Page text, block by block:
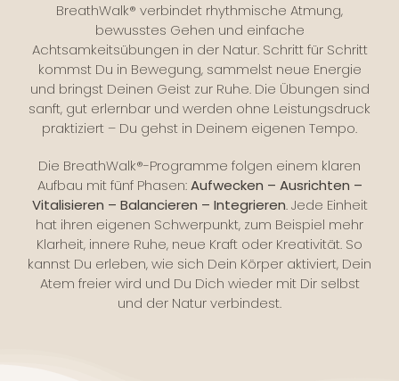
BreathWalk® verbindet rhythmische Atmung,
bewusstes Gehen und einfache
Achtsamkeitsübungen in der Natur. Schritt für Schritt
kommst Du in Bewegung, sammelst neue Energie
und bringst Deinen Geist zur Ruhe. Die Übungen sind
sanft, gut erlernbar und werden ohne Leistungsdruck
praktiziert – Du gehst in Deinem eigenen Tempo.
Die BreathWalk®-Programme folgen einem klaren
Aufbau mit fünf Phasen:Aufwecken – Ausrichten –
Vitalisieren – Balancieren – Integrieren. Jede Einheit
hat ihren eigenen Schwerpunkt, zum Beispiel mehr
Klarheit, innere Ruhe, neue Kraft oder Kreativität. So
kannst Du erleben, wie sich Dein Körper aktiviert, Dein
Atem freier wird und Du Dich wieder mit Dir selbst
und der Natur verbindest.